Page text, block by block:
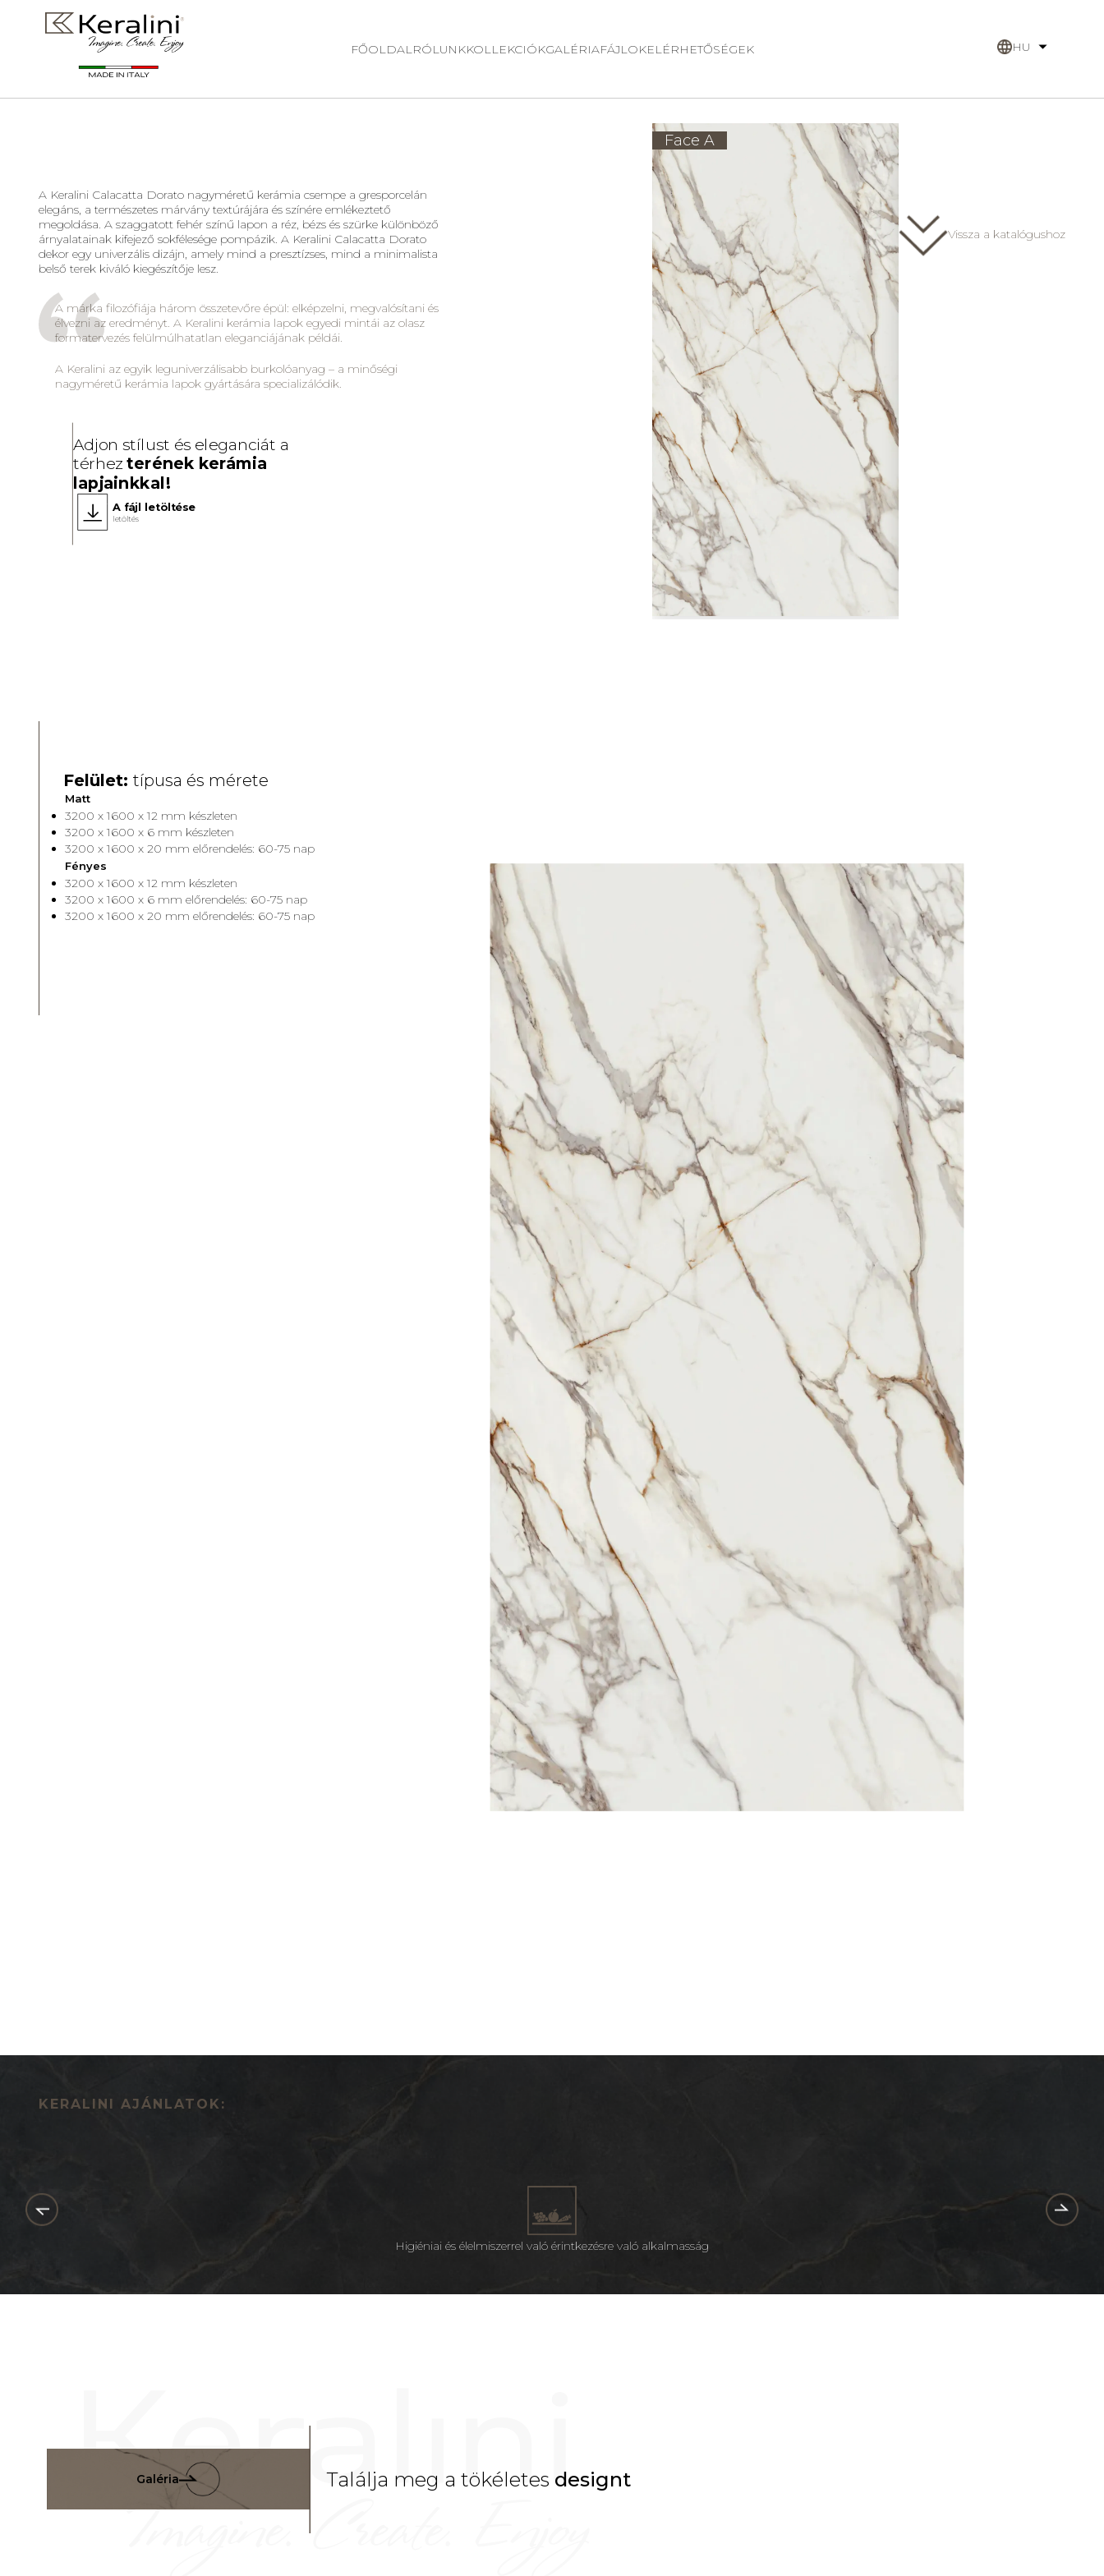
FŐOLDAL RÓLUNKKOLLEKCIÓKGALÉRIAFÁJLOKELÉRHETŐSÉGEK HU
A Keralini Calacatta Dorato nagyméretű kerámia csempe a gresporcelán
elegáns, a természetes márvány textúrájára és színére emlékeztető
megoldása. A szaggatott fehér színű lapon a réz, bézs és szürke különböző
árnyalatainak kifejező sokfélesége pompázik. A Keralini Calacatta Dorato
dekor egy univerzális dizájn, amely mind a presztízses, mind a minimalista
belső terek kiváló kiegészítője lesz.
A márka filozófiája három összetevőre épül: elképzelni, megvalósítani és
élvezni az eredményt. A Keralini kerámia lapok egyedi mintái az olasz
formatervezés felülmúlhatatlan eleganciájának példái.
A Keralini az egyik leguniverzálisabb burkolóanyag – a minőségi
nagyméretű kerámia lapok gyártására specializálódik.
Adjon stílust és eleganciát a
térhezterének kerámia
lapjainkkal!
A fájl letöltése
letöltés
Face A
Vissza a katalógushoz
Felület:típusa és mérete
Matt
3200 x 1600 x 12 mm készleten
3200 x 1600 x 6 mm készleten
3200 x 1600 x 20 mm előrendelés: 60-75 nap
Fényes
3200 x 1600 x 12 mm készleten
3200 x 1600 x 6 mm előrendelés: 60-75 nap
3200 x 1600 x 20 mm előrendelés: 60-75 nap
KERALINI AJÁNLATOK:
Higiéniai és élelmiszerrel való érintkezésre való alkalmasság
Galéria Találja meg a tökéletes designt